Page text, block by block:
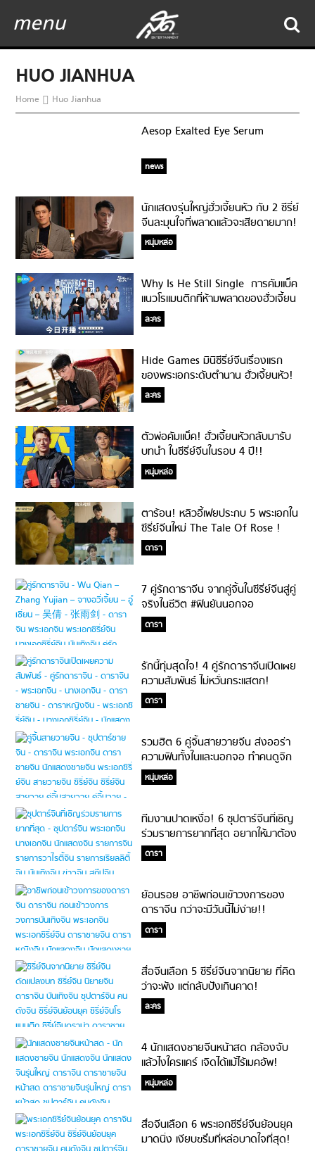
menu
HUO JIANHUA
Home Huo Jianhua
Aesop Exalted Eye Serum
news
นักแสดงรุ่นใหญ่ฮั่วเจี้ยนหัว กับ 2 ซีรี่ย์
จีนละมุนใจที่พลาดแล้วจะเสียดายมาก!
หนุ่มหล่อ
Why Is He Still Single การคัมแบ็ค
แนวโรแมนติกที่ห้ามพลาดของฮั่วเจี้ยน
หัว!
ละคร
Hide Games มินิซีรี่ย์จีนเรื่องแรก
ของพระเอกระดับตำนาน ฮั่วเจี้ยนหัว!
ละคร
ตัวพ่อคัมแบ็ค! ฮั่วเจี้ยนหัวกลับมารับ
บทนำ ในซีรี่ย์จีนในรอบ 4 ปี!!
หนุ่มหล่อ
ตาร้อน! หลิวอี้เฟยประกบ 5 พระเอกใน
ซีรี่ย์จีนใหม่ The Tale Of Rose !
ดารา
7 คู่รักดาราจีน จากคู่จิ้นในซีรี่ย์จีนสู่คู่
จริงในชีวิต #ฟินยันนอกจอ
ดารา
รักนี้ทุ่มสุดใจ! 4 คู่รักดาราจีนเปิดเผย
ความสัมพันธ์ ไม่หวั่นกระแสตก!
ดารา
รวมฮิต 6 คู่จิ้นสายวายจีน ส่งออร่า
ความฟินทั้งในและนอกจอ ทำคนดูจิก
หมอนขาดเป็นสิบ!!
หนุ่มหล่อ
ทีมงานปาดเหงื่อ! 6 ซุปตาร์จีนที่เชิญ
ร่วมรายการยากที่สุด อยากให้มาต้อง
ตื๊อหนัก!!
ดารา
ย้อนรอย อาชีพก่อนเข้าวงการของ
ดาราจีน กว่าจะมีวันนี้ไม่ง่าย!!
ดารา
สื่อจีนเลือก 5 ซีรี่ย์จีนจากนิยาย ที่คิด
ว่าจะพัง แต่กลับปังเกินคาด!
ละคร
4 นักแสดงชายจีนหน้าสด กล้องจับ
แล้วไงใครแคร์ เจิดได้แม้ไร้เมคอัพ!
หนุ่มหล่อ
สื่อจีนเลือก 6 พระเอกซีรี่ย์จีนย้อนยุค
มาดนิ่ง เงียบขรึมที่หล่อบาดใจที่สุด!